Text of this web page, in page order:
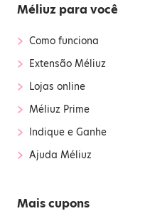
Méliuz para você
› Como funciona
› Extensão Méliuz
› Lojas online
› Méliuz Prime
› Indique e Ganhe
› Ajuda Méliuz
Mais cupons